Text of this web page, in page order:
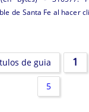
de Santa Fe al hacer
de guia 1
5